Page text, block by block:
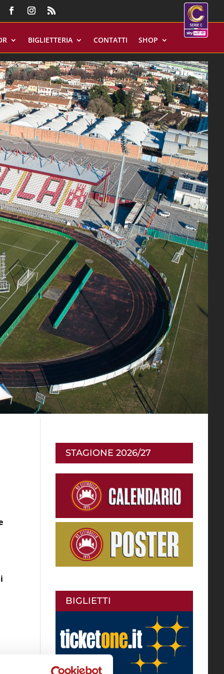
BIGLIETTERIA CONTATTI SHOP
STAGIONE 2026/27
BIGLIETTI